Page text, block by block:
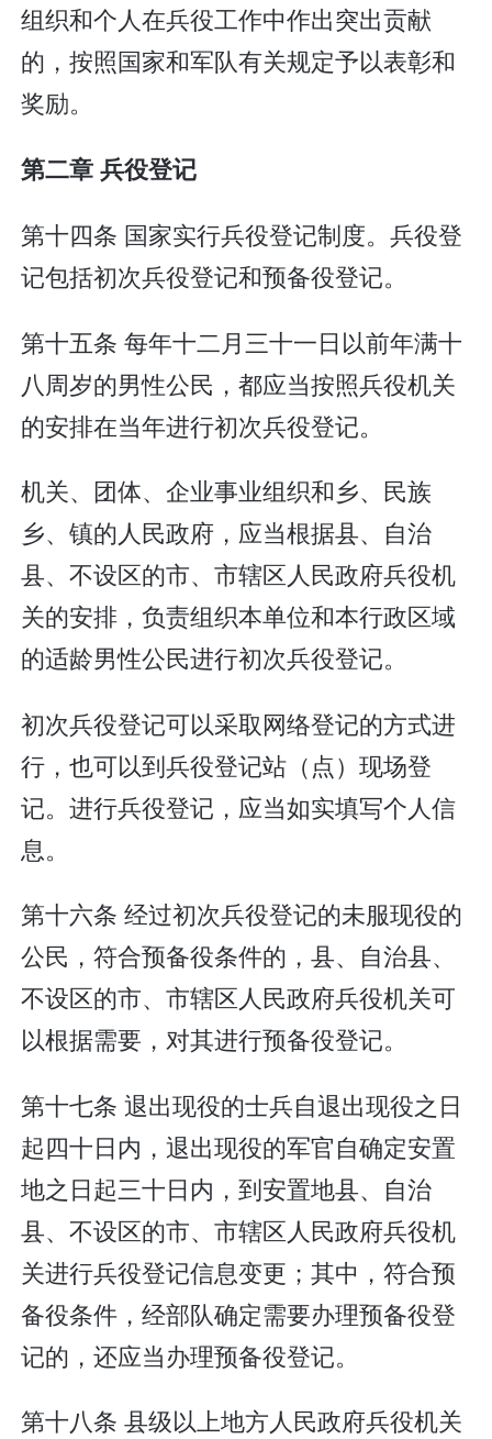
组织和个人在兵役工作中作出突出贡献
的，按照国家和军队有关规定予以表彰和
奖励。
第二章 兵役登记
第十四条 国家实行兵役登记制度。兵役登
记包括初次兵役登记和预备役登记。
第十五条 每年十二月三十一日以前年满十
八周岁的男性公民，都应当按照兵役机关
的安排在当年进行初次兵役登记。
机关、团体、企业事业组织和乡、民族
乡、镇的人民政府，应当根据县、自治
县、不设区的市、市辖区人民政府兵役机
关的安排，负责组织本单位和本行政区域
的适龄男性公民进行初次兵役登记。
初次兵役登记可以采取网络登记的方式进
行，也可以到兵役登记站（点）现场登
记。进行兵役登记，应当如实填写个人信
息。
第十六条 经过初次兵役登记的未服现役的
公民，符合预备役条件的，县、自治县、
不设区的市、市辖区人民政府兵役机关可
以根据需要，对其进行预备役登记。
第十七条 退出现役的士兵自退出现役之日
起四十日内，退出现役的军官自确定安置
地之日起三十日内，到安置地县、自治
县、不设区的市、市辖区人民政府兵役机
关进行兵役登记信息变更；其中，符合预
备役条件，经部队确定需要办理预备役登
记的，还应当办理预备役登记。
第十八条 县级以上地方人民政府兵役机关